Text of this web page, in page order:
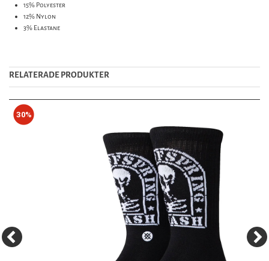
15% Polyester
12% Nylon
3% Elastane
RELATERADE PRODUKTER
30%